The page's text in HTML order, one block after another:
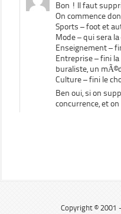
Bon ! Il faut
On commence
Sports – foot et
Mode – qui sera la
Enseignement –
Entreprise – fini
buraliste, un
Culture – fini le
Ben oui, si on
concurrence, et
Copyright © 2001